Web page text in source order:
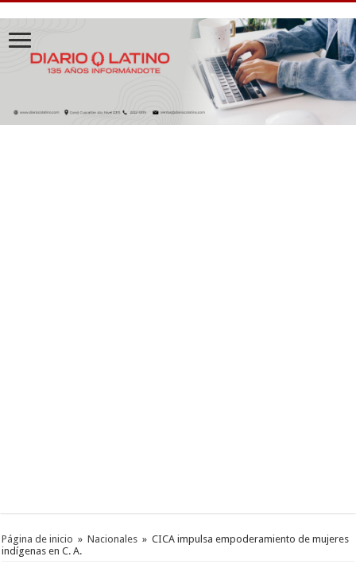
Página de inicio » Nacionales » CICA impulsa empoderamiento de mujeres
indígenas en C. A.